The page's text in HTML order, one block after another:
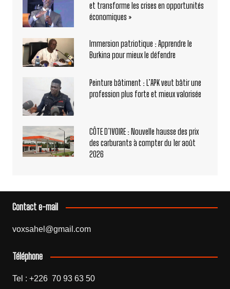
et transforme les crises en opportunités
économiques »
Immersion patriotique : Apprendre le
Burkina pour mieux le défendre
Peinture bâtiment : L’APK veut bâtir une
profession plus forte et mieux valorisée
CÔTE D’IVOIRE : Nouvelle hausse des prix
des carburants à compter du 1er août
2026
Contact e-mail
voxsahel@gmail.com
Téléphone
Tel : +226 70 93 63 50